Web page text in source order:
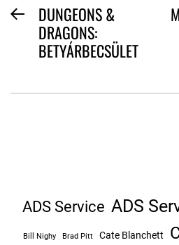
BEJEGYZÉS
NAVIGÁCIÓ
PreviousDUNGEONS &
DRAGONS:
BETYÁRBECSÜLET
ADS Service ADS
Bill Nighy Brad Pitt Cate Blanchett